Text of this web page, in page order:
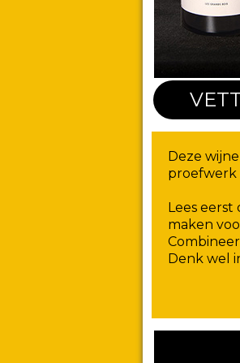
Deze
proefwerk
Lees
maken
Denk wel